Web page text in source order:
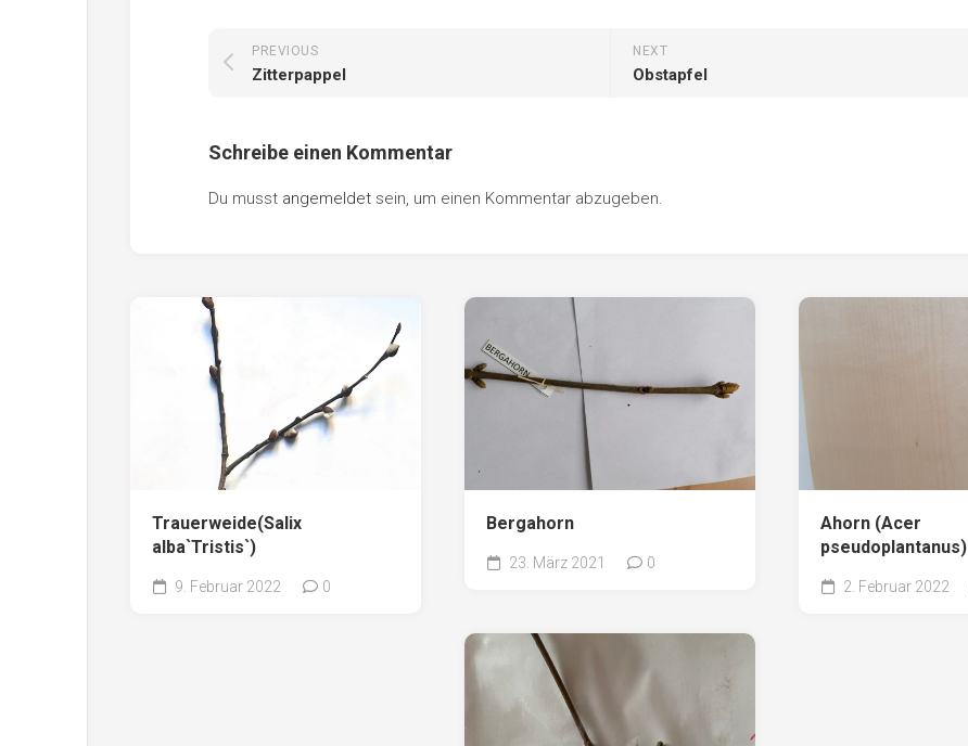
NEXT
Obstapfel
PREVIOUS
Zitterpappel
Schreibe einen Kommentar
Du musst angemeldet sein, um einen Kommentar abzugeben.
Trauerweide(Salix
alba`Tristis`)
9. Februar 2022 0
Bergahorn
23. März 2021 0
Ahorn (Acer
pseudoplantanus)
2. Februar 2022